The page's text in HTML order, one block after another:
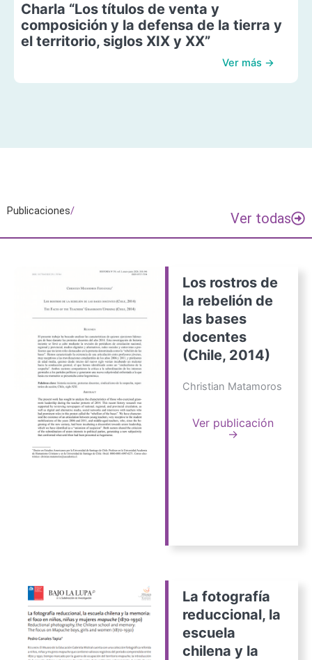
Charla “Los títulos de venta y
composición y la defensa de la tierra y
el territorio, siglos XIX y XX”
Ver más →
Publicaciones/ Ver todas
Los rostros de
la rebelión de
las bases
docentes
(Chile, 2014)
Christian Matamoros
Ver publicación
→
La fotografía
reduccional, la
escuela
chilena y la